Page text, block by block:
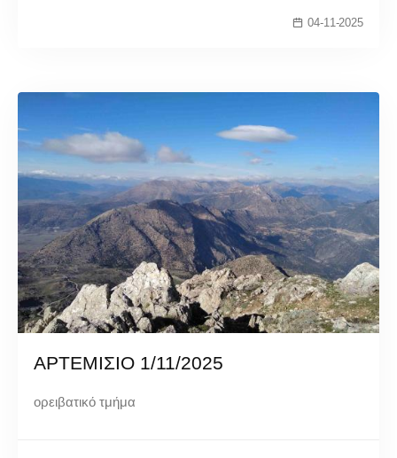
04-11-2025
ΑΡΤΕΜΙΣΙΟ 1/11/2025
ορειβατικό τμήμα